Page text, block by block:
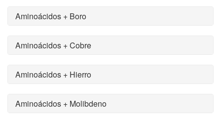
Aminoácidos + Boro
Aminoácidos + Cobre
Aminoácidos + Hierro
Aminoácidos + Molibdeno